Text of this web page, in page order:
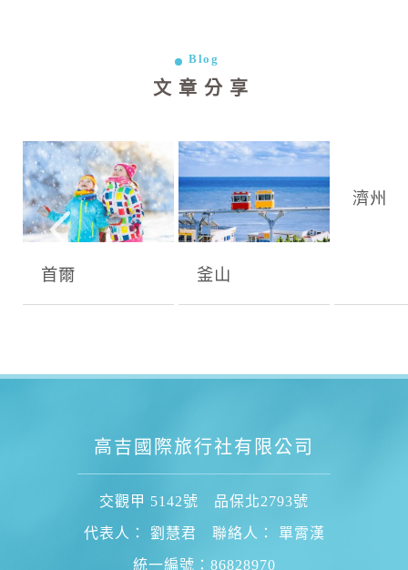
Blog
文章分享
首爾 釜山
交觀甲 5142號 品保北2793號
代表人： 劉慧君 聯絡人： 單霄漢